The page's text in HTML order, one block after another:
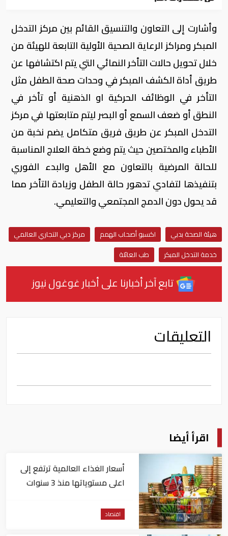
وأشارت إلى التعاون والتنسيق القائم بين مركز التدخل
المبكر ومراكز الرعاية الصحية الأولية التابعة للهيئة من
خلال تحويل حالات التأخر النمائي التي يتم اكتشافها عن
طريق أداة الكشف المبكر في وحدات صحة الطفل مثل
التأخر في الوظائف الحركية او الذهنية أو تأخر في
النطق أو ضعف السمع أو البصر ليتم متابعتها في مركز
التدخل المبكر عن طريق فريق متكامل يضم نخبة من
الأطباء والمختصين حيث يتم وضع خطة العلاج المناسبة
للحالة المرضية بالتعاون مع الأهل والبدء الفوري
بتنفيذها لتفادي تدهور حالة الطفل وزيادة التأخر مما
قد يحول دون الدمج المجتمعي والتعليمي.
هيئة الصحة بدبي اكسبو أصحاب الهمم
مركز دبي التجاري العالمي
خدمة التدخل المبكر
طب العائلة
تابع آخر أخبارنا على أخبار غوغول نيوز
التعليقات
اقرأ أيضا
أسعار الغذاء العالمية ترتفع إلى
اعلى مستوياتها منذ 3 سنوات
اقتصاد